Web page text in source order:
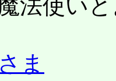
法使い
ま